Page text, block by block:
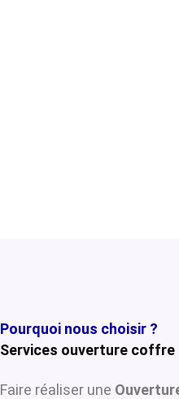
Pourquoi nous choisir ?
Services ouverture
Faire réaliser une